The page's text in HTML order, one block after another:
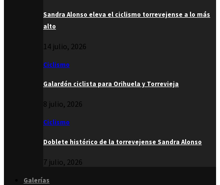
Sandra Alonso eleva el ciclismo torrevejense a lo más
alto
14 julio, 2026
Ciclismo
Galardón ciclista para Orihuela y Torrevieja
8 julio, 2026
Ciclismo
Doblete histórico de la torrevejense Sandra Alonso
7 julio, 2026
Galerías